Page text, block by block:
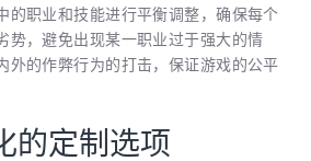
的职业和技能进行平衡调整，确保每个
势，避免出现某一职业过于强大的情
外的作弊行为的打击，保证游戏的公平
的定制选项